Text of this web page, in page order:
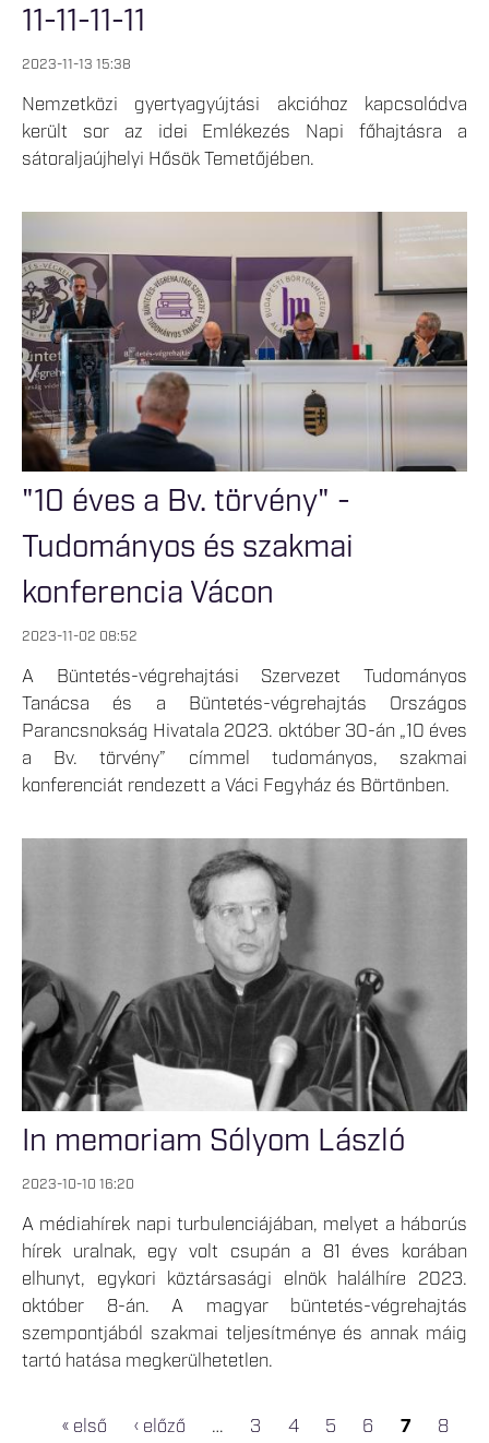
11-11-11-11
2023-11-13 15:38
Nemzetközi gyertyagyújtási akcióhoz kapcsolódva
került sor az idei Emlékezés Napi főhajtásra a
sátoraljaújhelyi Hősök Temetőjében.
"10 éves a Bv. törvény" -
Tudományos és szakmai
konferencia Vácon
2023-11-02 08:52
A Büntetés-végrehajtási Szervezet Tudományos
Tanácsa és a Büntetés-végrehajtás Országos
Parancsnokság Hivatala 2023. október 30-án „10 éves
a Bv. törvény” címmel tudományos, szakmai
konferenciát rendezett a Váci Fegyház és Börtönben.
In memoriam Sólyom László
2023-10-10 16:20
A médiahírek napi turbulenciájában, melyet a háborús
hírek uralnak, egy volt csupán a 81 éves korában
elhunyt, egykori köztársasági elnök halálhíre 2023.
október 8-án. A magyar büntetés-végrehajtás
szempontjából szakmai teljesítménye és annak máig
tartó hatása megkerülhetetlen.
« első ‹ előző … 3 4 5 6 7
8